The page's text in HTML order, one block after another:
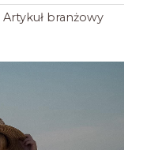
Artykuł branżowy